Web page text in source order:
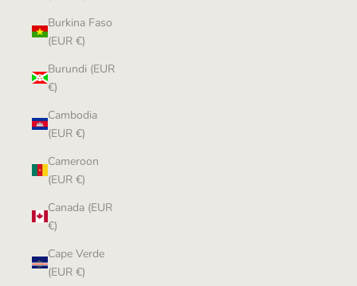
Burkina Faso
(EUR €)
Burundi (EUR
€)
Cambodia
(EUR €)
Cameroon
(EUR €)
Canada (EUR
€)
Cape Verde
(EUR €)